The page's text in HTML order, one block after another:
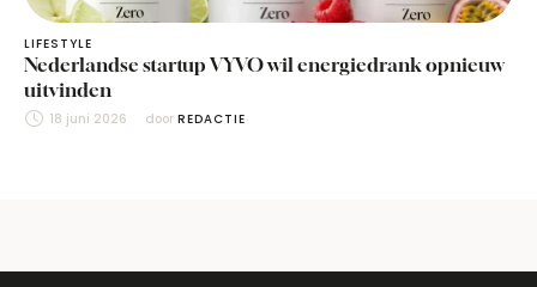
LIFESTYLE
Nederlandse startup VYVO wil energiedrank opnieuw
uitvinden
18 juni 2026 door REDACTIE